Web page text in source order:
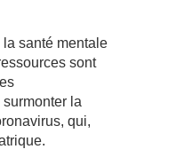
santé mentale
sont
la
qui,